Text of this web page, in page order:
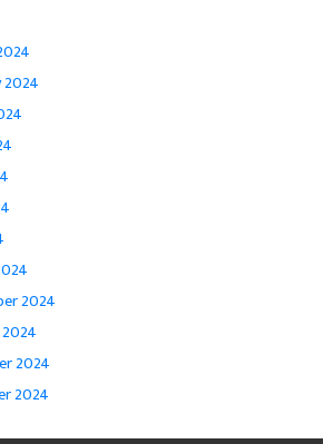
2024
2024
2024
2024